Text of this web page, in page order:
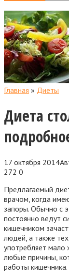
Главная » Диеты
Диета
17 октября 2014
272 0
Предлагаемый
врачом, когда
запоры. Обычно с
постоянно ведут
кишечником
людей, а также
употребляет
любые причины,
работы кишечника.